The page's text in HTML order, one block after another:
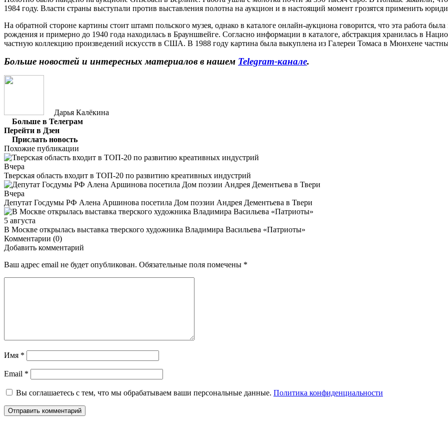
1984 году. Власти страны выступали против выставления полотна на аукцион и в настоящий момент грозятся применить
На обратной стороне картины стоит штамп польского музея, однако в каталоге онлайн-аукциона говорится, что эта работа
рождения и примерно до 1940 года находилась в Брауншвейге. Согласно информации в каталоге, абстракция хранилась в
частную коллекцию произведений искусств в США. В 1988 году картина была выкуплена из Галереи Томаса в Мюнхене
Больше новостей и интересных материалов в нашем Telegram-канале.
Дарья Калёкина
Больше в Телеграм
Перейти в Дзен
Прислать новость
Похожие публикации
Вчера
Тверская область входит в ТОП-20 по развитию креативных индустрий
Вчера
Депутат Госдумы РФ Алена Аршинова посетила Дом поэзии Андрея Дементьева в Твери
5 августа
В Москве открылась выставка тверского художника Владимира Васильева «Патриоты»
Комментарии (0)
Добавить комментарий
Ваш адрес email не будет опубликован. Обязательные поля помечены *
Имя *
Email *
Вы соглашаетесь с тем, что мы обрабатываем ваши персональные данные. Политика конфиденциальности